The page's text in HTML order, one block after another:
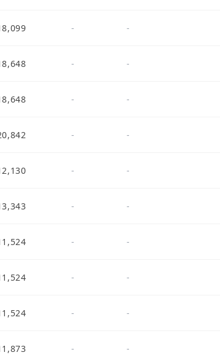
- -
- -
- -
- -
- -
- -
- -
- -
- -
- -